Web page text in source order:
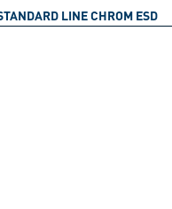
LINE CHROM ESD